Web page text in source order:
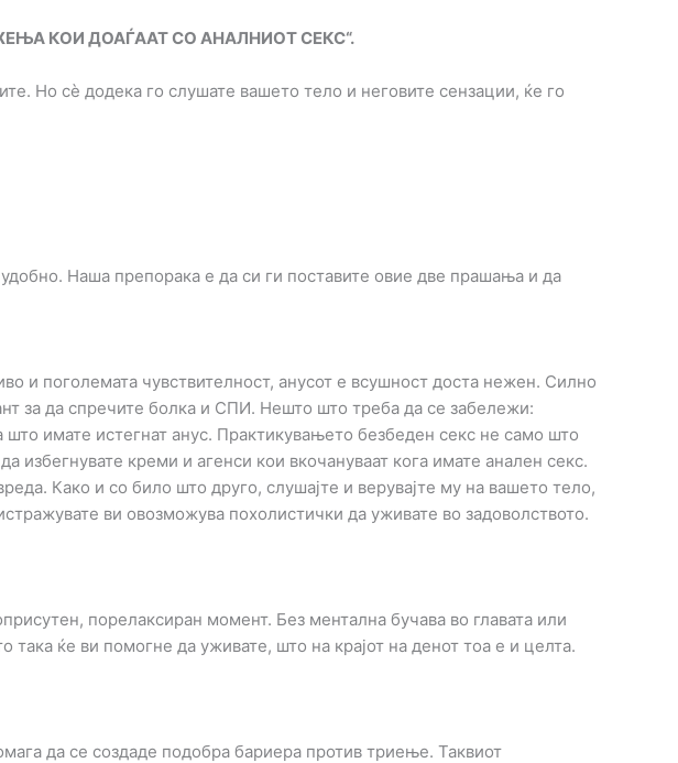
КОИ ДОАЃААТ СО АНАЛНИОТ СЕКС“.
Но сè додека го слушате вашето тело и неговите сензации, ќе го
Наша препорака е да си ги поставите овие две прашања и да
и поголемата чувствителност, анусот е всушност доста нежен. Силно
за да спречите болка и СПИ. Нешто што треба да се забележи:
што имате истегнат анус. Практикувањето безбеден секс не само што
избегнувате креми и агенси кои вкочануваат кога имате анален секс.
Како и со било што друго, слушајте и верувајте му на вашето тело,
ви овозможува похолистички да уживате во задоволството.
порелаксиран момент. Без ментална бучава во главата или
така ќе ви помогне да уживате, што на крајот на денот тоа е и целта.
да се создаде подобра бариера против триење. Таквиот